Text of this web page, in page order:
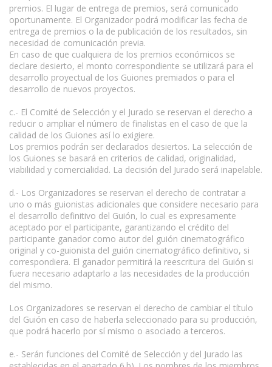
premios. El lugar de entrega de premios, será comunicado
oportunamente. El Organizador podrá modificar las fecha de
entrega de premios o la de publicación de los resultados, sin
necesidad de comunicación previa.
En caso de que cualquiera de los premios económicos se
declare desierto, el monto correspondiente se utilizará para el
desarrollo proyectual de los Guiones premiados o para el
desarrollo de nuevos proyectos.
c.- El Comité de Selección y el Jurado se reservan el derecho a
reducir o ampliar el número de finalistas en el caso de que la
calidad de los Guiones así lo exigiere.
Los premios podrán ser declarados desiertos. La selección de
los Guiones se basará en criterios de calidad, originalidad,
viabilidad y comercialidad. La decisión del Jurado será inapelable.
d.- Los Organizadores se reservan el derecho de contratar a
uno o más guionistas adicionales que considere necesario para
el desarrollo definitivo del Guión, lo cual es expresamente
aceptado por el participante, garantizando el crédito del
participante ganador como autor del guión cinematográfico
original y co-guionista del guión cinematográfico definitivo, si
correspondiera. El ganador permitirá la reescritura del Guión si
fuera necesario adaptarlo a las necesidades de la producción
del mismo.
Los Organizadores se reservan el derecho de cambiar el título
del Guión en caso de haberla seleccionado para su producción,
que podrá hacerlo por sí mismo o asociado a terceros.
e.- Serán funciones del Comité de Selección y del Jurado las